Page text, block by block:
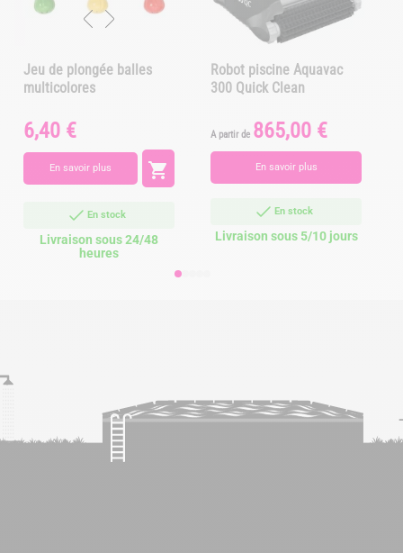
Jeu de plongée balles
multicolores
Prix
6,40 €
En savoir plus 
En stock
Livraison sous 24/48
heures
Robot piscine Aquavac
300 Quick Clean
A partir de Prix
865,00 €
En savoir plus
En stock
Livraison sous 5/10 jours